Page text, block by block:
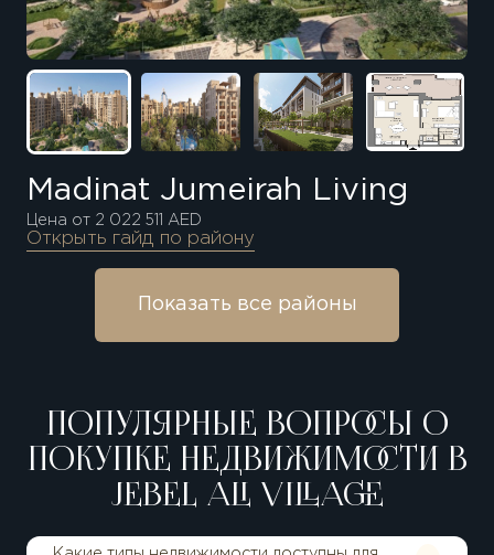
Madinat Jumeirah Living
Цена от 2 022 511 AED
Открыть гайд по району
Показать все районы
ПОПУЛЯРНЫЕ ВОПРОСЫ О
ПОКУПКЕ НЕДВИЖИМОСТИ В
JEBEL ALI VILLAGE